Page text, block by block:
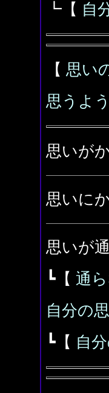
┗【 自
【 思い
思うよ
思いが
思いに
思いが
┗【 通
自分の
┗【 自